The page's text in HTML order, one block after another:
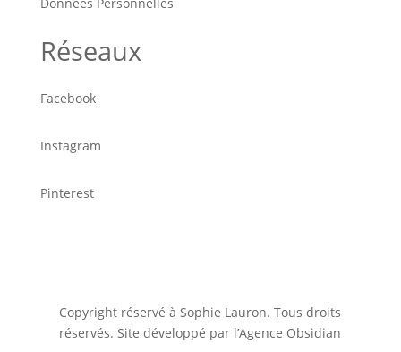
Réseaux
Facebook
Instagram
Pinterest
Copyright réservé à Sophie Lauron. Tous droits
réservés. Site développé par l’Agence Obsidian